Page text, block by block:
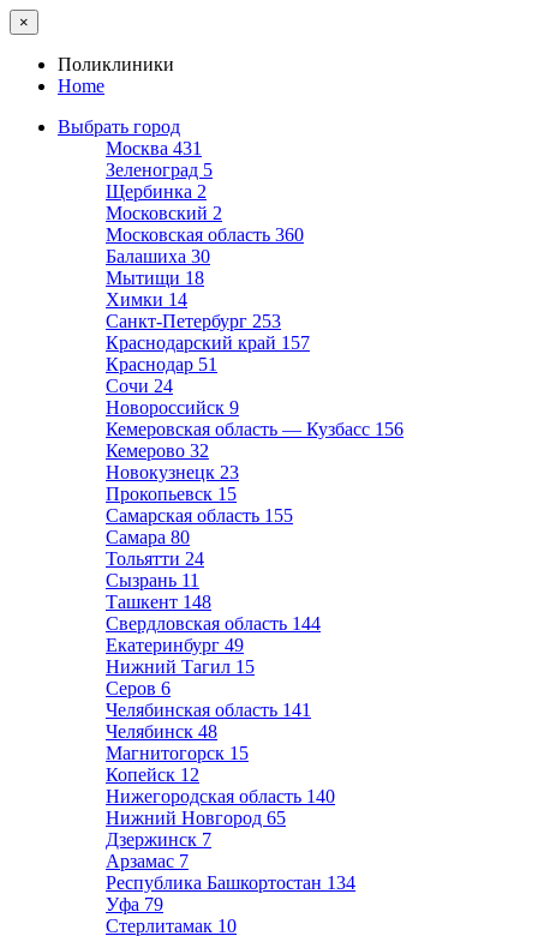
×
Поликлиники
Home
Выбрать город
Москва 431
Зеленоград 5
Щербинка 2
Московский 2
Московская область 360
Балашиха 30
Мытищи 18
Химки 14
Санкт-Петербург 253
Краснодарский край 157
Краснодар 51
Сочи 24
Новороссийск 9
Кемеровская область — Кузбасс 156
Кемерово 32
Новокузнецк 23
Прокопьевск 15
Самарская область 155
Самара 80
Тольятти 24
Сызрань 11
Ташкент 148
Свердловская область 144
Екатеринбург 49
Нижний Тагил 15
Серов 6
Челябинская область 141
Челябинск 48
Магнитогорск 15
Копейск 12
Нижегородская область 140
Нижний Новгород 65
Дзержинск 7
Арзамас 7
Республика Башкортостан 134
Уфа 79
Стерлитамак 10